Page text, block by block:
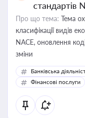
стандартів
Про що тема: Тема
класифікації видів
NACE, оновлення
зміни
Банківська
Фінансові послуги